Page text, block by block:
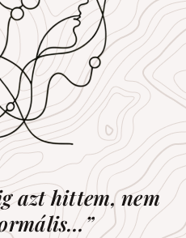
azt hittem, nem